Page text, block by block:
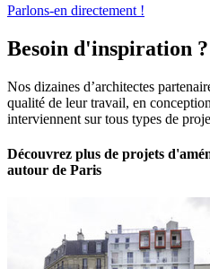
Parlons-en directement !
Besoin d'inspiration ?
Nos dizaines d’architectes
qualité de leur travail, en
interviennent sur tous types de
Découvrez plus de projets
autour de Paris